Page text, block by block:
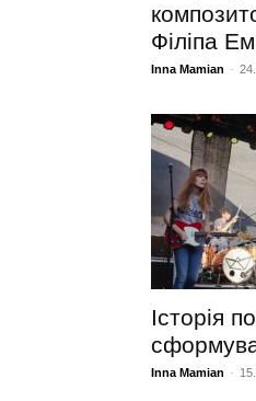
Філіпа
Inna Mamian -
Історія
Inna Mamian -